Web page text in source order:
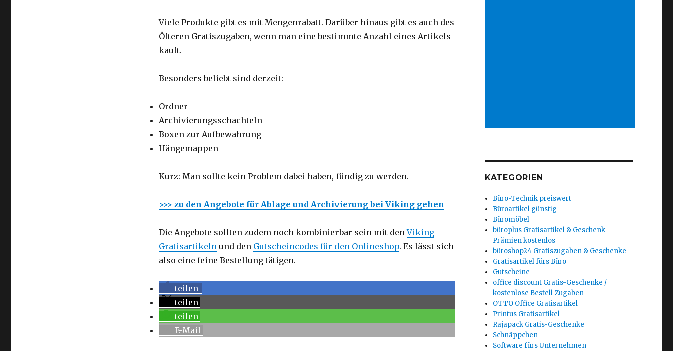
Viele Produkte gibt es mit Mengenrabatt. Darüber hinaus gibt es auch des
Öfteren Gratiszugaben, wenn man eine bestimmte Anzahl eines Artikels
kauft.
Besonders beliebt sind derzeit:
Ordner
Archivierungsschachteln
Boxen zur Aufbewahrung
Hängemappen
Kurz: Man sollte kein Problem dabei haben, fündig zu werden.
>>> zu den Angebote für Ablage und Archivierung bei Viking gehen
Die Angebote sollten zudem noch kombinierbar sein mit denViking
Gratisartikeln und den Gutscheincodes für den Onlineshop. Es lässt sich
also eine feine Bestellung tätigen.
teilen
teilen
teilen
E-Mail
KATEGORIEN
Büro-Technik preiswert
Büroartikel günstig
Büromöbel
büroplus Gratisartikel & Geschenk-
Prämien kostenlos
büroshop24 Gratiszugaben & Geschenke
Gratisartikel fürs Büro
Gutscheine
office discount Gratis-Geschenke /
kostenlose Bestell-Zugaben
OTTO Office Gratisartikel
Printus Gratisartikel
Rajapack Gratis-Geschenke
Schnäppchen
Software fürs Unternehmen